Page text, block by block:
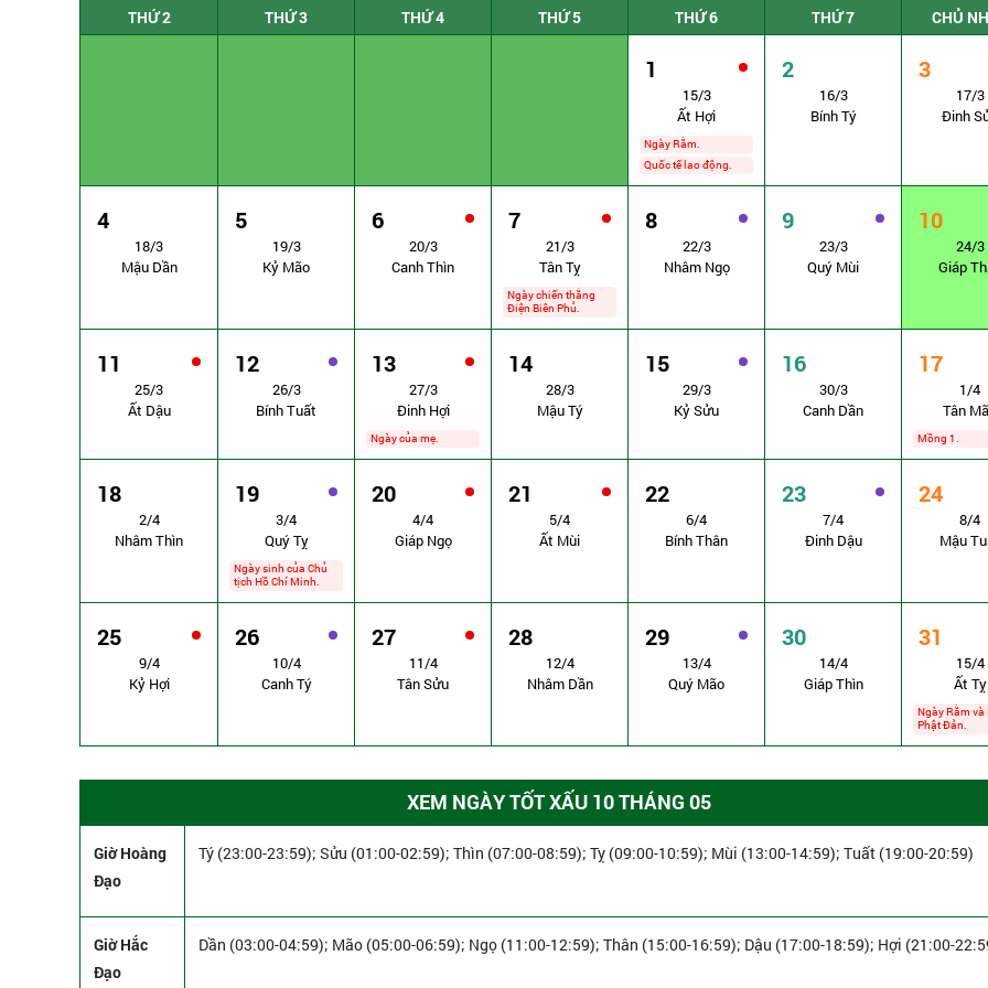
THỨ 2 THỨ 3 THỨ 4 THỨ 5 THỨ 6 THỨ 7 CHỦ
1
15/3
Ất Hợi
Ngày Rằm.
Quốc tế lao động.
2
16/3
Bính Tý
3
17/3
Đinh
4
18/3
Mậu Dần
5
19/3
Kỷ Mão
6
20/3
Canh Thìn
7
21/3
Tân Tỵ
Ngày chiến thắng
Điện Biên Phủ.
8
22/3
Nhâm Ngọ
9
23/3
Quý Mùi
10
24/3
Giáp
11
25/3
Ất Dậu
12
26/3
Bính Tuất
13
27/3
Đinh Hợi
Ngày của mẹ.
14
28/3
Mậu Tý
15
29/3
Kỷ Sửu
16
30/3
Canh Dần
17
1/4
Tân
Mồng 1.
18
2/4
Nhâm Thìn
19
3/4
Quý Tỵ
Ngày sinh của Chủ
tịch Hồ Chí Minh.
20
4/4
Giáp Ngọ
21
5/4
Ất Mùi
22
6/4
Bính Thân
23
7/4
Đinh Dậu
24
8/4
Mậu
25
9/4
Kỷ Hợi
26
10/4
Canh Tý
27
11/4
Tân Sửu
28
12/4
Nhâm Dần
29
13/4
Quý Mão
30
14/4
Giáp Thìn
31
15/4
Ất Tỵ
Ngày Rằm và
Phật Đản.
XEM NGÀY TỐT XẤU 10 THÁNG 05
Giờ Hoàng
Đạo
Tý (23:00-23:59); Sửu (01:00-02:59); Thìn (07:00-08:59); Tỵ (09:00-10:59); Mùi (13:00-14:59); Tuất (19:00-20:59)
Giờ Hắc
Đạo
Dần (03:00-04:59); Mão (05:00-06:59); Ngọ (11:00-12:59); Thân (15:00-16:59); Dậu (17:00-18:59); Hợi (21:00-